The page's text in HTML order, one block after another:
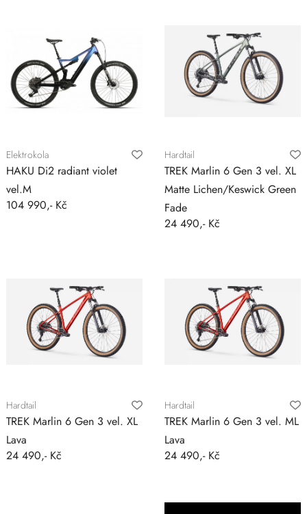
Elektrokola
HAKU Di2 radiant violet
vel.M
104 990,- Kč
Hardtail
TREK Marlin 6 Gen 3 vel. XL
Matte Lichen/Keswick Green
Fade
24 490,- Kč
Hardtail
TREK Marlin 6 Gen 3 vel. XL
Lava
24 490,- Kč
Hardtail
TREK Marlin 6 Gen 3 vel. ML
Lava
24 490,- Kč